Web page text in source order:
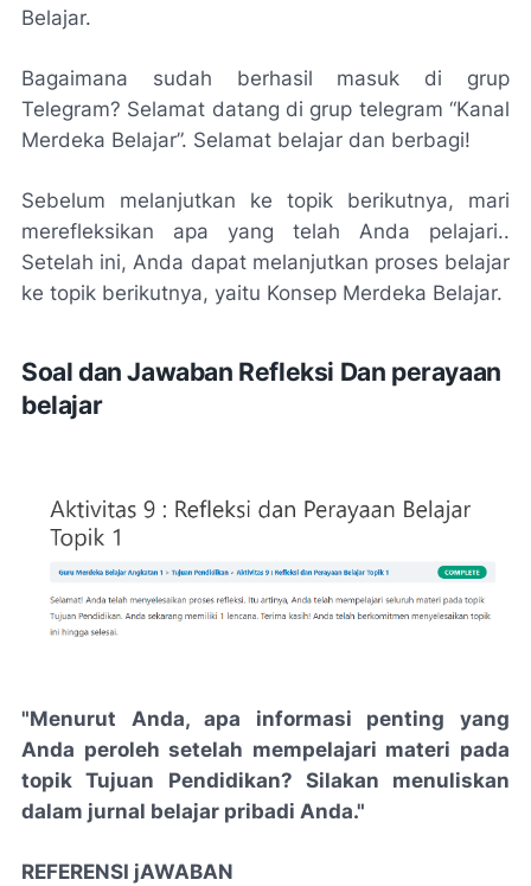
Belajar.
Bagaimana sudah berhasil masuk di grup
Telegram? Selamat datang di grup telegram “Kanal
Merdeka Belajar”. Selamat belajar dan berbagi!
Sebelum melanjutkan ke topik berikutnya, mari
merefleksikan apa yang telah Anda pelajari..
Setelah ini, Anda dapat melanjutkan proses belajar
ke topik berikutnya, yaitu Konsep Merdeka Belajar.
Soal dan Jawaban Refleksi Dan perayaan
belajar
"Menurut Anda, apa informasi penting yang
Anda peroleh setelah mempelajari materi pada
topik Tujuan Pendidikan? Silakan menuliskan
dalam jurnal belajar pribadi Anda."
REFERENSI jAWABAN